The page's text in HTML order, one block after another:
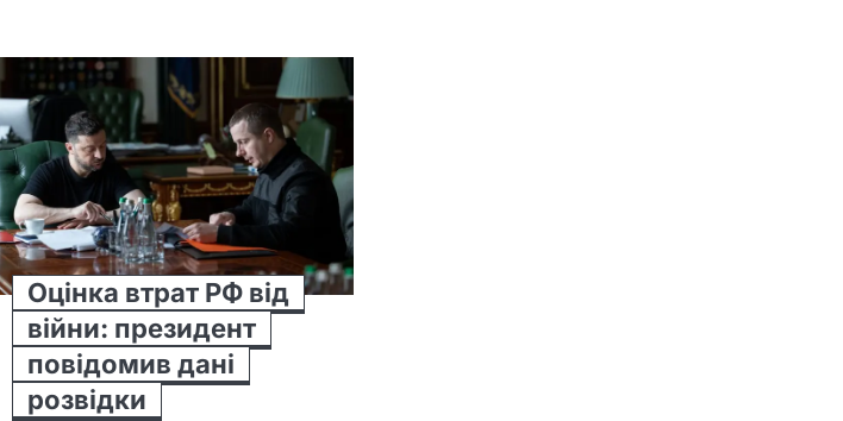
Оцінка втрат РФ від
війни: президент
повідомив дані
розвідки